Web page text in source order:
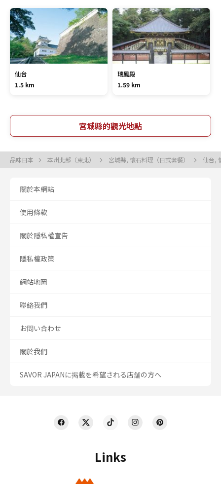
仙台
1.5 km
瑞鳳殿
1.59 km
宮城縣的觀光地點
品味日本 本州北部（東北） 宮城縣, 懷石料理（日式套餐） 仙台,
Links
關於本網站
使用條款
關於隱私權宣告
隱私權政策
網站地圖
聯絡我們
お問い合わせ
關於我們
SAVOR JAPANに掲載を希望される店舗の方へ